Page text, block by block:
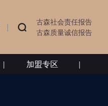
古森社会责任报告
古森质量诚信报告
加盟专区